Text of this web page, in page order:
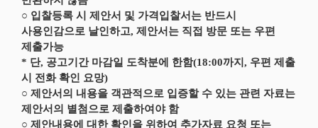
○ 입찰등록 시 제안서 및 가격입찰서는 반드시
사용인감으로 날인하고, 제안서는 직접 방문 또는 우편
제출가능
* 단, 공고기간 마감일 도착분에 한함(18:00까지, 우편 제출
시 전화 확인 요망)
○ 제안서의 내용을 객관적으로 입증할 수 있는 관련 자료는
제안서의 별첨으로 제출하여야 함
○ 제안내용에 대한 확인을 위하여 추가자료 요청 또는